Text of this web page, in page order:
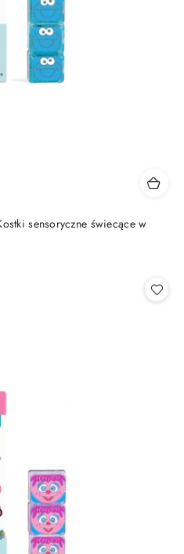
sensoryczne świecące w